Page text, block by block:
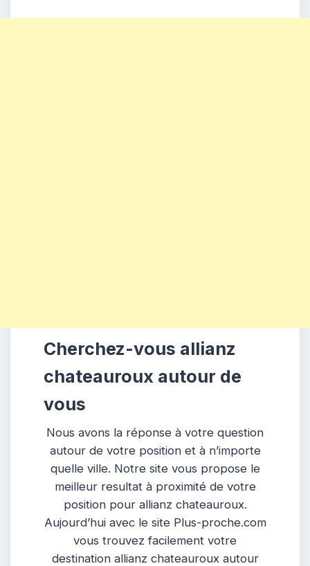
Cherchez-vous allianz
chateauroux autour de
vous
Nous avons la réponse à votre question
autour de votre position et à n’importe
quelle ville. Notre site vous propose le
meilleur resultat à proximité de votre
position pour allianz chateauroux.
Aujourd’hui avec le site Plus-proche.com
vous trouvez facilement votre
destination allianz chateauroux autour